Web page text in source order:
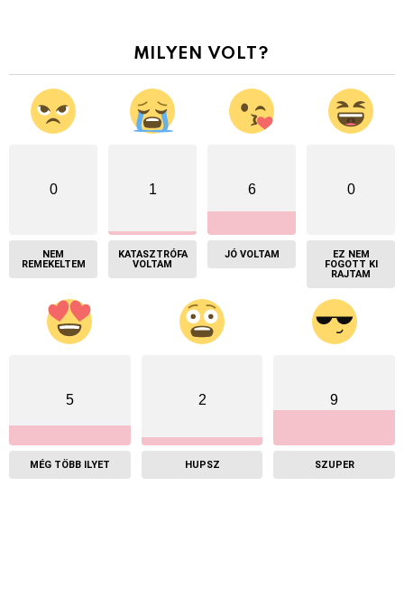
MILYEN VOLT?
0
NEM
REMEKELTEM
1
KATASZTRÓFA
VOLTAM
6
JÓ VOLTAM
0
EZ NEM
FOGOTT KI
RAJTAM
5
MÉG TÖBB ILYET
2
HUPSZ
9
SZUPER